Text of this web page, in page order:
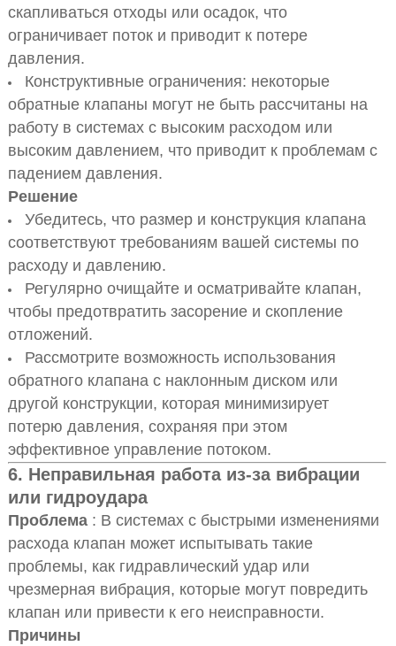
скапливаться отходы или осадок, что
ограничивает поток и приводит к потере
давления.
Конструктивные ограничения: некоторые
обратные клапаны могут не быть рассчитаны на
работу в системах с высоким расходом или
высоким давлением, что приводит к проблемам с
падением давления.
Решение
Убедитесь, что размер и конструкция клапана
соответствуют требованиям вашей системы по
расходу и давлению.
Регулярно очищайте и осматривайте клапан,
чтобы предотвратить засорение и скопление
отложений.
Рассмотрите возможность использования
обратного клапана с наклонным диском или
другой конструкции, которая минимизирует
потерю давления, сохраняя при этом
эффективное управление потоком.
6. Неправильная работа из-за вибрации
или гидроудара
Проблема: В системах с быстрыми изменениями
расхода клапан может испытывать такие
проблемы, как гидравлический удар или
чрезмерная вибрация, которые могут повредить
клапан или привести к его неисправности.
Причины